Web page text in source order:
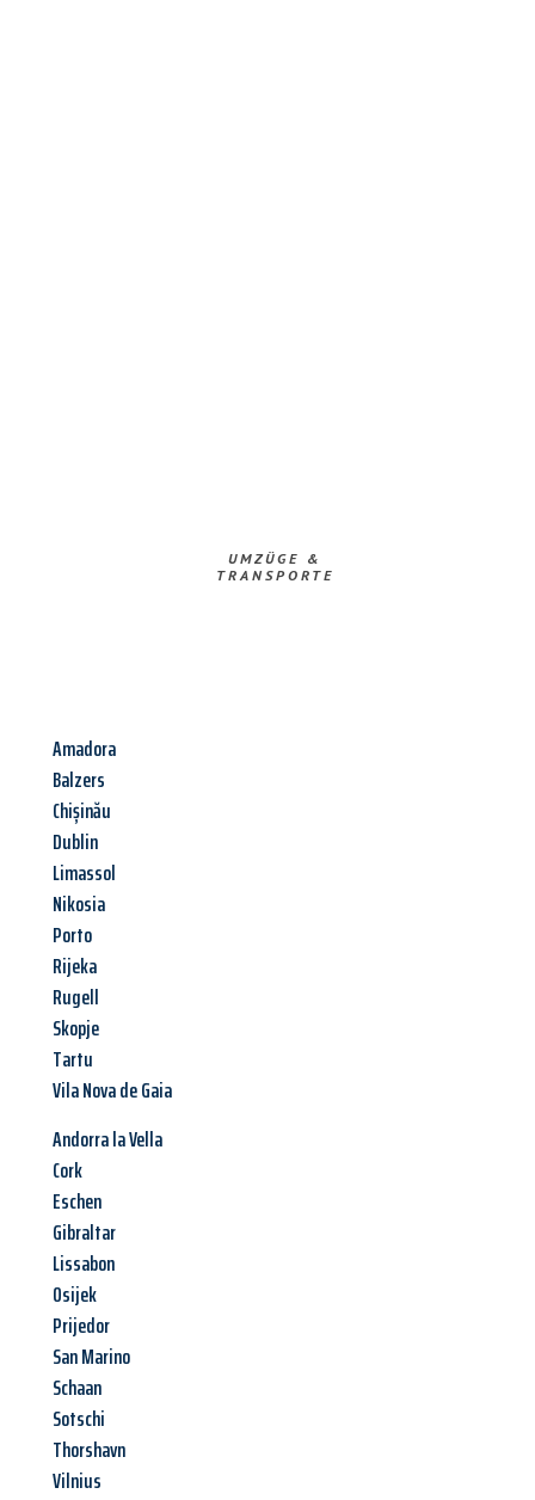
UMZÜGE &
TRANSPORTE
Amadora
Balzers
Chișinău
Dublin
Limassol
Nikosia
Porto
Rijeka
Rugell
Skopje
Tartu
Vila Nova de Gaia
Andorra la Vella
Cork
Eschen
Gibraltar
Lissabon
Osijek
Prijedor
San Marino
Schaan
Sotschi
Thorshavn
Vilnius